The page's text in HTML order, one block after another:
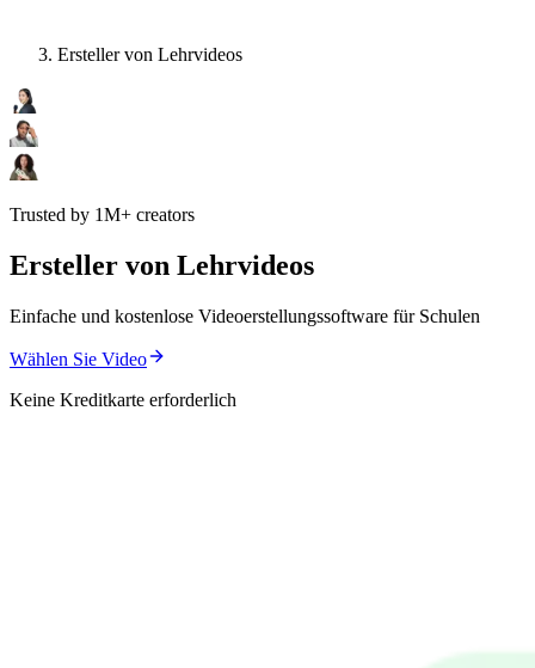
Ersteller von Lehrvideos
Trusted by 1M+ creators
Ersteller von Lehrvideos
Einfache und kostenlose Videoerstellungssoftware für Schulen
Wählen Sie Video
Keine Kreditkarte erforderlich